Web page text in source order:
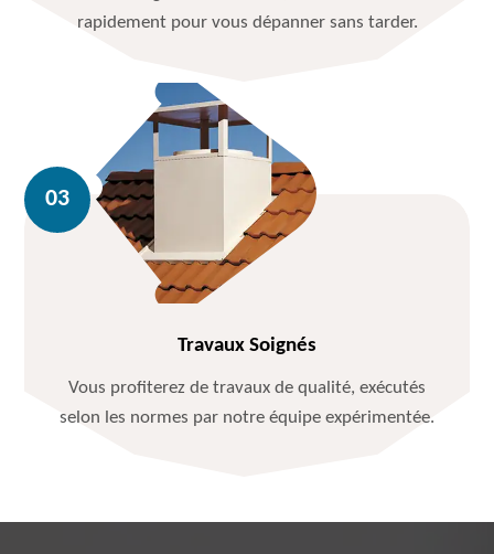
rapidement pour vous dépanner sans tarder.
Travaux Soignés
Vous profiterez de travaux de qualité, exécutés
selon les normes par notre équipe expérimentée.